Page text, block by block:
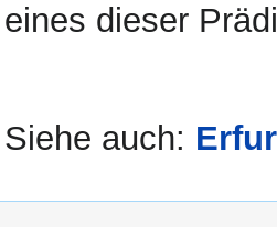
eines dieser
Siehe auch: